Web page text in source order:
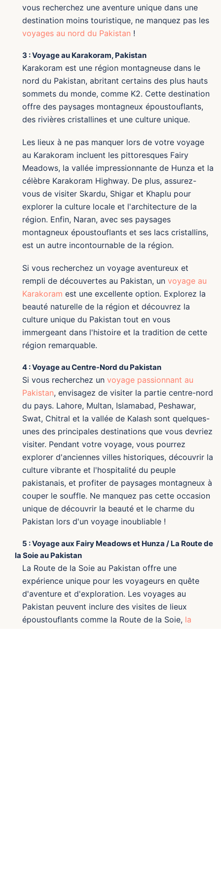
vous recherchez une aventure unique dans une
destination moins touristique, ne manquez pas les
voyages au nord du Pakistan !
3 : Voyage au Karakoram, Pakistan
Karakoram est une région montagneuse dans le
nord du Pakistan, abritant certains des plus hauts
sommets du monde, comme K2. Cette destination
offre des paysages montagneux époustouflants,
des rivières cristallines et une culture unique.
Les lieux à ne pas manquer lors de votre voyage
au Karakoram incluent les pittoresques Fairy
Meadows, la vallée impressionnante de Hunza et la
célèbre Karakoram Highway. De plus, assurez-
vous de visiter Skardu, Shigar et Khaplu pour
explorer la culture locale et l'architecture de la
région. Enfin, Naran, avec ses paysages
montagneux époustouflants et ses lacs cristallins,
est un autre incontournable de la région.
Si vous recherchez un voyage aventureux et
rempli de découvertes au Pakistan, un voyage au
Karakoram est une excellente option. Explorez la
beauté naturelle de la région et découvrez la
culture unique du Pakistan tout en vous
immergeant dans l'histoire et la tradition de cette
région remarquable.
4 : Voyage au Centre-Nord du Pakistan
Si vous recherchez un voyage passionnant au
Pakistan, envisagez de visiter la partie centre-nord
du pays. Lahore, Multan, Islamabad, Peshawar,
Swat, Chitral et la vallée de Kalash sont quelques-
unes des principales destinations que vous devriez
visiter. Pendant votre voyage, vous pourrez
explorer d'anciennes villes historiques, découvrir la
culture vibrante et l'hospitalité du peuple
pakistanais, et profiter de paysages montagneux à
couper le souffle. Ne manquez pas cette occasion
unique de découvrir la beauté et le charme du
Pakistan lors d'un voyage inoubliable !
5 : Voyage aux Fairy Meadows et Hunza / La Route de
la Soie au Pakistan
La Route de la Soie au Pakistan offre une
expérience unique pour les voyageurs en quête
d'aventure et d'exploration. Les voyages au
Pakistan peuvent inclure des visites de lieux
époustouflants comme la Route de la Soie, la